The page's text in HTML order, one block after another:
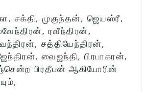
சக்தி, முகுந்தன், ஜெயஸ்ரீ,
ரவீந்திரன்,
சத்தியேந்திரன்,
வைஜந்தி, பிரபாகரன்,
பிரதீபன் ஆகியோரின்